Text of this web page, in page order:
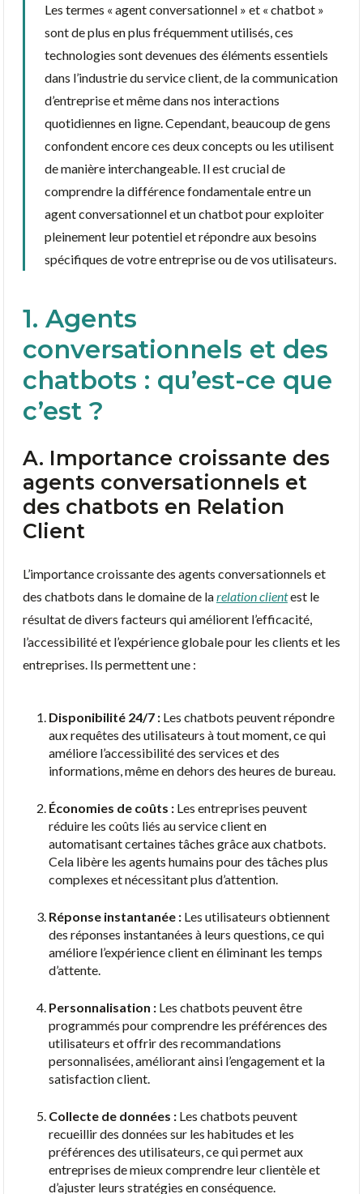
Les termes « agent conversationnel » et « chatbot »
sont de plus en plus fréquemment utilisés, ces
technologies sont devenues des éléments essentiels
dans l’industrie du service client, de la communication
d’entreprise et même dans nos interactions
quotidiennes en ligne. Cependant, beaucoup de gens
confondent encore ces deux concepts ou les utilisent
de manière interchangeable. Il est crucial de
comprendre la différence fondamentale entre un
agent conversationnel et un chatbot pour exploiter
pleinement leur potentiel et répondre aux besoins
spécifiques de votre entreprise ou de vos utilisateurs.
1. Agents
conversationnels et des
chatbots : qu’est-ce que
c’est ?
A. Importance croissante des
agents conversationnels et
des chatbots en Relation
Client
L’importance croissante des agents conversationnels et
des chatbots dans le domaine de larelation clientest le
résultat de divers facteurs qui améliorent l’efficacité,
l’accessibilité et l’expérience globale pour les clients et les
entreprises. Ils permettent une :
Disponibilité 24/7 : Les chatbots peuvent répondre
aux requêtes des utilisateurs à tout moment, ce qui
améliore l’accessibilité des services et des
informations, même en dehors des heures de bureau.
Économies de coûts : Les entreprises peuvent
réduire les coûts liés au service client en
automatisant certaines tâches grâce aux chatbots.
Cela libère les agents humains pour des tâches plus
complexes et nécessitant plus d’attention.
Réponse instantanée : Les utilisateurs obtiennent
des réponses instantanées à leurs questions, ce qui
améliore l’expérience client en éliminant les temps
d’attente.
Personnalisation : Les chatbots peuvent être
programmés pour comprendre les préférences des
utilisateurs et offrir des recommandations
personnalisées, améliorant ainsi l’engagement et la
satisfaction client.
Collecte de données : Les chatbots peuvent
recueillir des données sur les habitudes et les
préférences des utilisateurs, ce qui permet aux
entreprises de mieux comprendre leur clientèle et
d’ajuster leurs stratégies en conséquence.